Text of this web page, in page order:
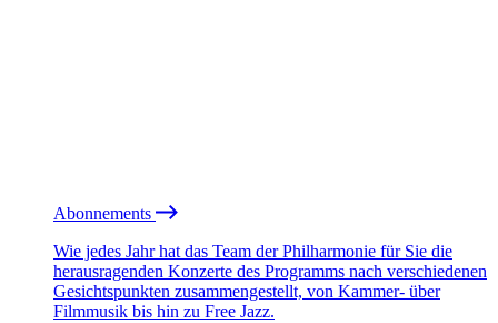
Abonnements
Wie jedes Jahr hat das Team der Philharmonie für Sie die
herausragenden Konzerte des Programms nach verschiedenen
Gesichtspunkten zusammengestellt, von Kammer- über
Filmmusik bis hin zu Free Jazz.